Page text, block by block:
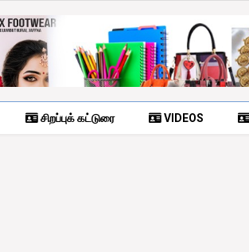
சிறப்புக் கட்டுரை VIDEOS